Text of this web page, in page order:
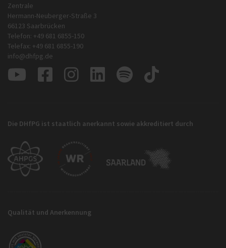
Zentrale
Hermann-Neuberger-Straße 3
66123 Saarbrücken
Telefon: +49 681 6855-150
Telefax: +49 681 6855-190
info@dhfpg.de
Die DHfPG ist staatlich anerkannt sowie akkreditiert durch
Qualität und Anerkennung